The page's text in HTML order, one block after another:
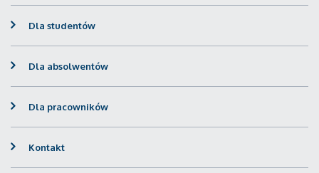
Dla studentów
Dla absolwentów
Dla pracowników
Kontakt